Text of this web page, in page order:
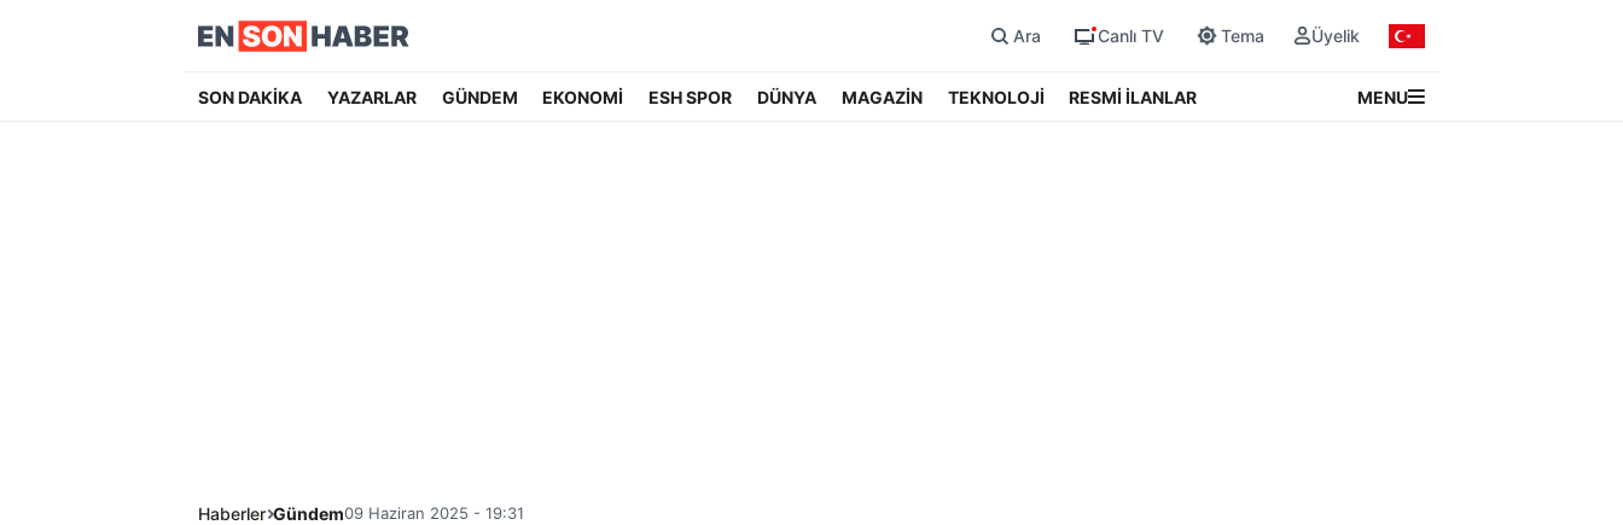
Ara Canlı TV Tema Üyelik
SON DAKİKA YAZARLAR GÜNDEM EKONOMİ ESH SPOR DÜNYA MAGAZİN TEKNOLOJİ RESMİ İLANLAR MENU
Haberler Gündem09 Haziran 2025 - 19:31